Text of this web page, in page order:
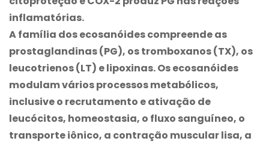
inflamatórias.
A família dos ecosanóides compreende as
prostaglandinas (PG), os tromboxanos (TX), os
leucotrienos (LT) e lipoxinas. Os ecosanóides
modulam vários processos metabólicos,
inclusive o recrutamento e ativação de
leucócitos, homeostasia, o fluxo sanguíneo, o
transporte iônico, a contração muscular lisa, a